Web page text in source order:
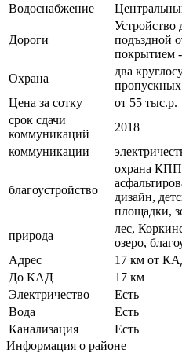
Водоснабжение
Дороги
Устройство
подъздной
покрытием
Охрана
два
Цена за сотку
от 55 тыс.р.
срок сдачи
коммуникаций
2018
коммуникации
благоустройство
охрана
дизайн,
площадки,
природа
лес,
озеро,
Адрес
17 км от
До КАД
17 км
Электричество
Есть
Вода
Есть
Канализация
Есть
Информация о районе